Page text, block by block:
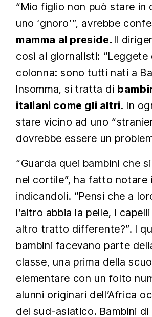
“Mio figlio non può stare in
uno ‘gnoro’”, avrebbe
mamma al preside. Il
così ai giornalisti: “Leggete
colonna: sono tutti nati a
Insomma, si tratta di
italiani come gli altri. In
stare vicino ad uno
dovrebbe essere un
“Guarda quei bambini che
nel cortile”, ha fatto notare
indicandoli. “Pensi che a
l’altro abbia la pelle, i
altro tratto differente?”. I
bambini facevano parte
classe, una prima della
elementare con un folto
alunni originari dell’Africa
del sud-asiatico. Bambini di